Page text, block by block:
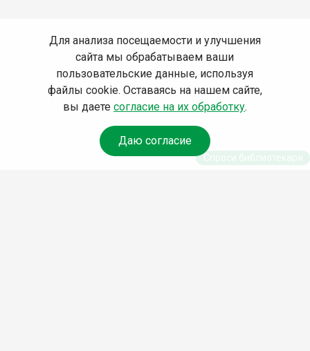
Для анализа посещаемости и улучшения
сайта мы обрабатываем ваши
пользовательские данные, используя
файлы cookie. Оставаясь на нашем сайте,
вы даете согласие на их обработку.
Даю согласие
Спроси библиотекаря